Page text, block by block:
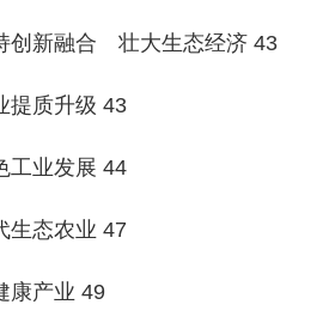
新融合 壮大生态经济 43
质升级 43
业发展 44
态农业 47
产业 49